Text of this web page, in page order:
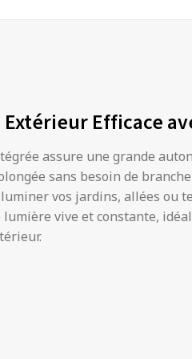
Extérieur Efficace
assure une grande
sans besoin de
vos jardins, allées ou
lumière vive et constante,